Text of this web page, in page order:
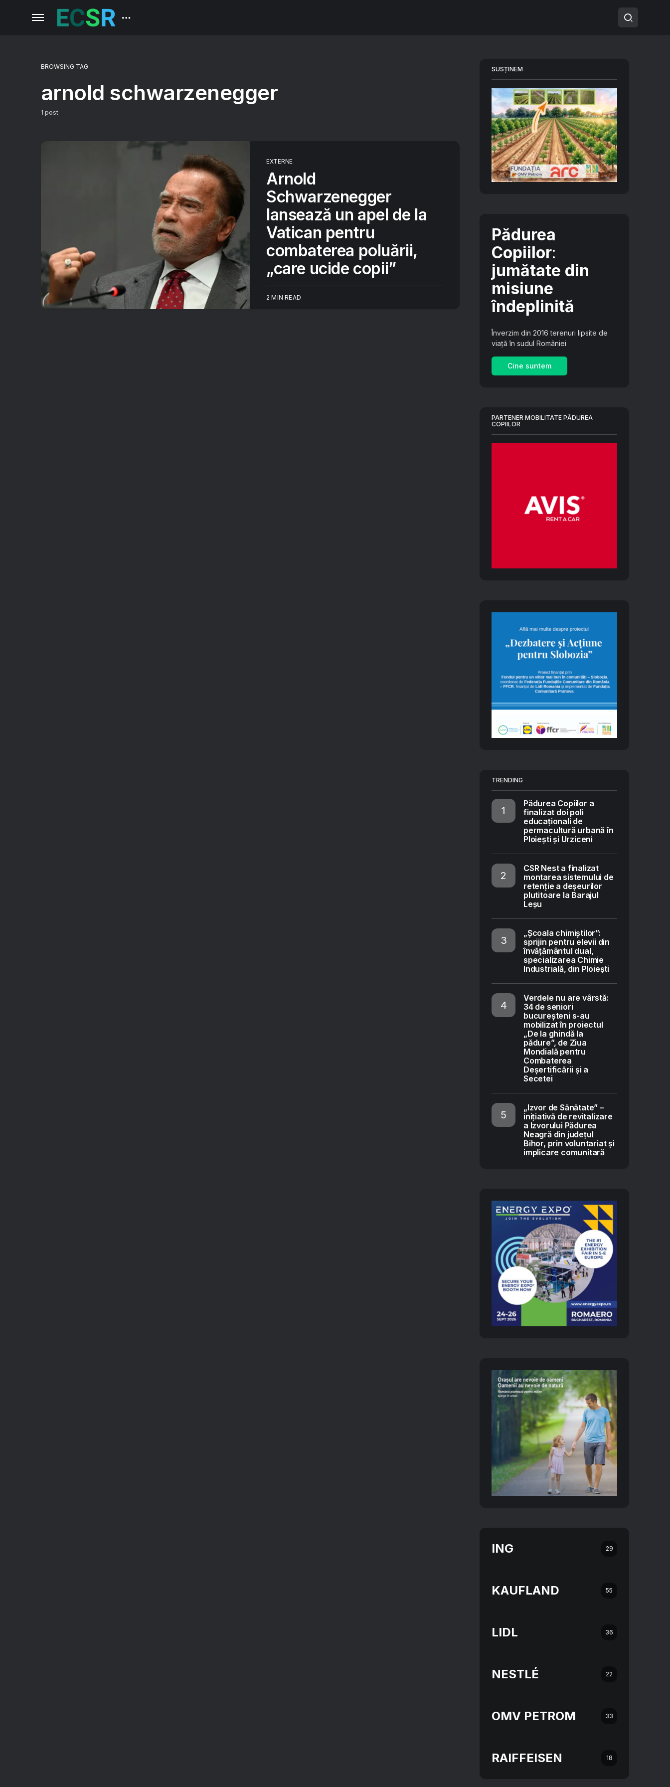
BROWSING TAG
arnold schwarzenegger
1 post
EXTERNE
Arnold
Schwarzenegger
lansează un apel de la
Vatican pentru
combaterea poluării,
„care ucide copii”
2 MIN READ
SUSȚINEM
Pădurea
Copiilor:
jumătate din
misiune
îndeplinită
Înverzim din 2016 terenuri lipsite de
viață în sudul României
Cine suntem
PARTENER MOBILITATE PĂDUREA
COPIILOR
TRENDING
Pădurea Copiilor a
finalizat doi poli
educaționali de
permacultură urbană în
Ploiești și Urziceni
CSR Nest a finalizat
montarea sistemului de
retenție a deșeurilor
plutitoare la Barajul
Leșu
„Școala chimiștilor”:
sprijin pentru elevii din
învățământul dual,
specializarea Chimie
Industrială, din Ploiești
Verdele nu are vârstă:
34 de seniori
bucureșteni s-au
mobilizat în proiectul
„De la ghindă la
pădure”, de Ziua
Mondială pentru
Combaterea
Deșertificării și a
Secetei
„Izvor de Sănătate” –
inițiativă de revitalizare
a Izvorului Pădurea
Neagră din județul
Bihor, prin voluntariat și
implicare comunitară
ING 29
KAUFLAND 55
LIDL 36
NESTLÉ 22
OMV PETROM 33
RAIFFEISEN 18